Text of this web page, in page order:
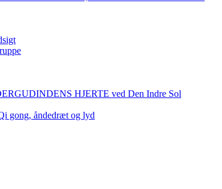
HJERTE ved Den Indre Sol
gong, åndedræt og lyd